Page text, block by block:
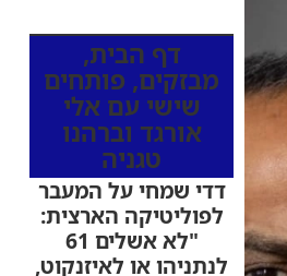
דף הבית,
מבזקים, פותחים
שישי עם אלי
אורגד וברהנו
טגניה
דדי שמחי על המעבר
לפוליטיקה הארצית:
"לא אשלים 61
לנתניהו או לאיזנקוט,